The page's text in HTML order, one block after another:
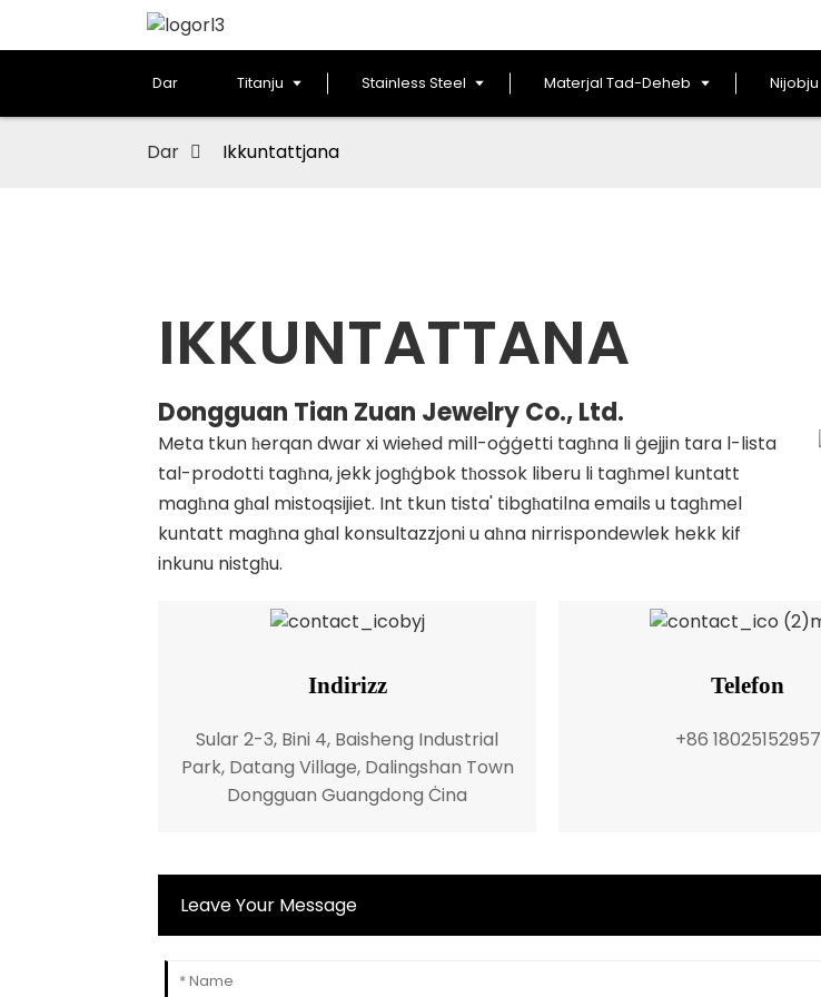
Dar Titanju Stainless Steel Materjal Tad-Deheb Nijobju
Dar Ikkuntattjana
IKKUNTATTANA
Dongguan Tian Zuan Jewelry Co., Ltd.
Meta tkun ħerqan dwar xi wieħed mill-oġġetti tagħna li ġejjin tara l-lista
tal-prodotti tagħna, jekk jogħġbok tħossok liberu li tagħmel kuntatt
magħna għal mistoqsijiet. Int tkun tista' tibgħatilna emails u tagħmel
kuntatt magħna għal konsultazzjoni u aħna nirrispondewlek hekk kif
inkunu nistgħu.
Indirizz
Sular 2-3, Bini 4, Baisheng Industrial
Park, Datang Village, Dalingshan Town
Dongguan Guangdong Ċina
Telefon
+86 18025152957
Leave Your Message